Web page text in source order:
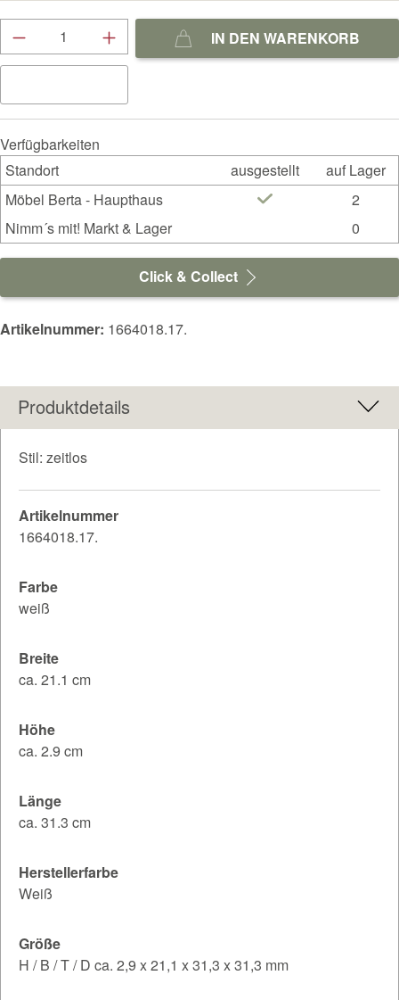
Produkt Anzahl: Gib den gewünschten Wert
IN DEN WARENKORB
Verfügbarkeiten
Standort
ausgestellt
auf Lager
Möbel Berta - Haupthaus
2
Nimm´s mit! Markt & Lager
0
Click & Collect
Artikelnummer: 1664018.17.
Produktdetails
Stil: zeitlos
Artikelnummer
1664018.17.
Farbe
weiß
Breite
ca. 21.1 cm
Höhe
ca. 2.9 cm
Länge
ca. 31.3 cm
Herstellerfarbe
Weiß
Größe
H / B / T / D ca. 2,9 x 21,1 x 31,3 x 31,3 mm